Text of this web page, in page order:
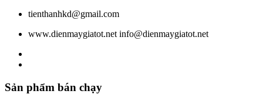
tienthanhkd@gmail.com
www.dienmaygiatot.net info@dienmaygiatot.net
Sản phẩm bán chạy